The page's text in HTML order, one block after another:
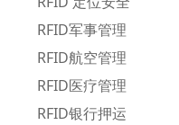
RFID军事管理
RFID航空管理
RFID医疗管理
RFID银行押运